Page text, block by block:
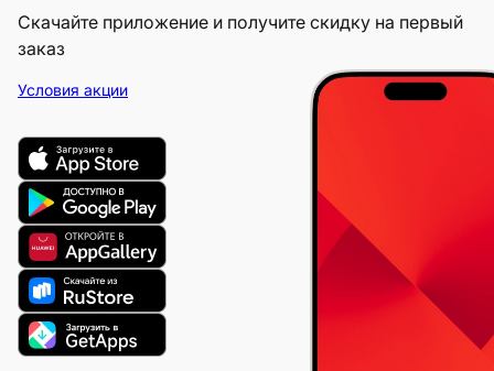
Скачайте приложение и получите скидку на первый
заказ
Условия акции